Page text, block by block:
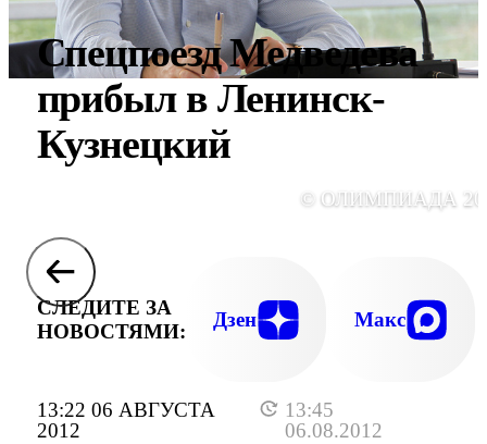
13:22 06 АВГУСТА
2012
13:45
06.08.2012
Спецпоезд Медведева
прибыл в Ленинск-
Кузнецкий
© ОЛИМПИАДА
СЛЕДИТЕ ЗА
НОВОСТЯМИ:
Дзен Макс